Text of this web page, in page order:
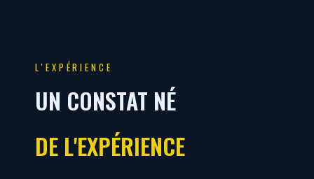
L'EXPÉRIENCE
UN CONSTAT NÉ
DE L'EXPÉRIENCE